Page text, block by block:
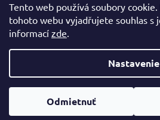
Tento web používá soubory
tohoto webu vyjadřujete souhlas s
informací zde.
Nastavenie
Odmietnuť
Vytvoril
Copyright 2026Eurohity s.r.o.
.